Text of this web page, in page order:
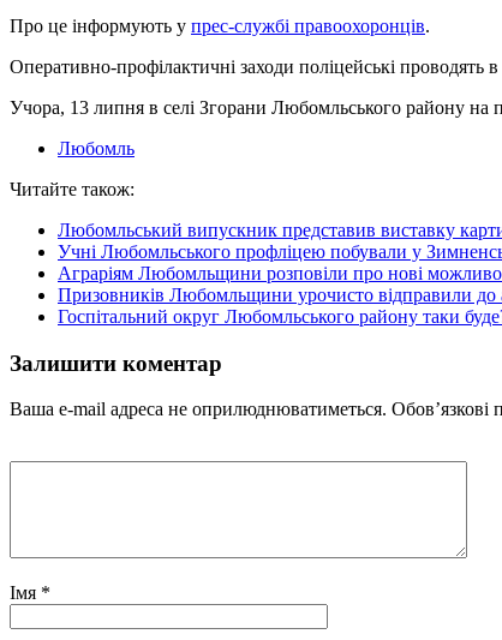
Про це інформують у прес-службі правоохоронців.
Оперативно-профілактичні заходи поліцейські проводять
Учора, 13 липня в селі Згорани Любомльського району на
Любомль
Читайте також:
Любомльський випускник представив виставку
Учні Любомльського профліцею побували у
Аграріям Любомльщини розповіли про нові
Призовників Любомльщини урочисто відправили
Госпітальний округ Любомльського району таки
Залишити коментар
Ваша e-mail адреса не оприлюднюватиметься. Обов’язкові
Імя *